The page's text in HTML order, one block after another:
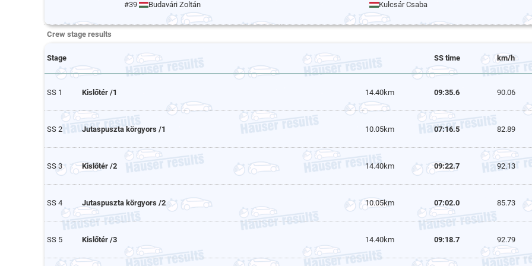
#39 Budavári Zoltán Kulcsár Csaba
Crew stage results
Stage SS time km/h
SS 1 Kislőtér /1 14.40km 09:35.6 90.06
SS 2 Jutaspuszta körgyors /1 10.05km 07:16.5 82.89
SS 3 Kislőtér /2 14.40km 09:22.7 92.13
SS 4 Jutaspuszta körgyors /2 10.05km 07:02.0 85.73
SS 5 Kislőtér /3 14.40km 09:18.7 92.79